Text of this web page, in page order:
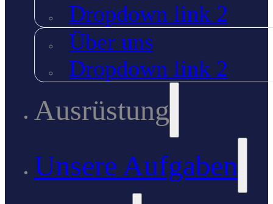
Dropdown link 2
Über uns
Dropdown link 2
Ausrüstung
Unsere Aufgaben